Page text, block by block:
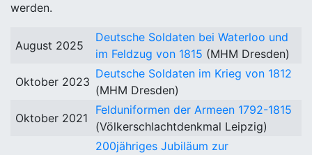
werden.
August 2025
Deutsche Soldaten bei Waterloo und
im Feldzug von 1815 (MHM Dresden)
Oktober 2023
Deutsche Soldaten im Krieg von 1812
(MHM Dresden)
Oktober 2021
Felduniformen der Armeen 1792-1815
(Völkerschlachtdenkmal Leipzig)
200jähriges Jubiläum zur